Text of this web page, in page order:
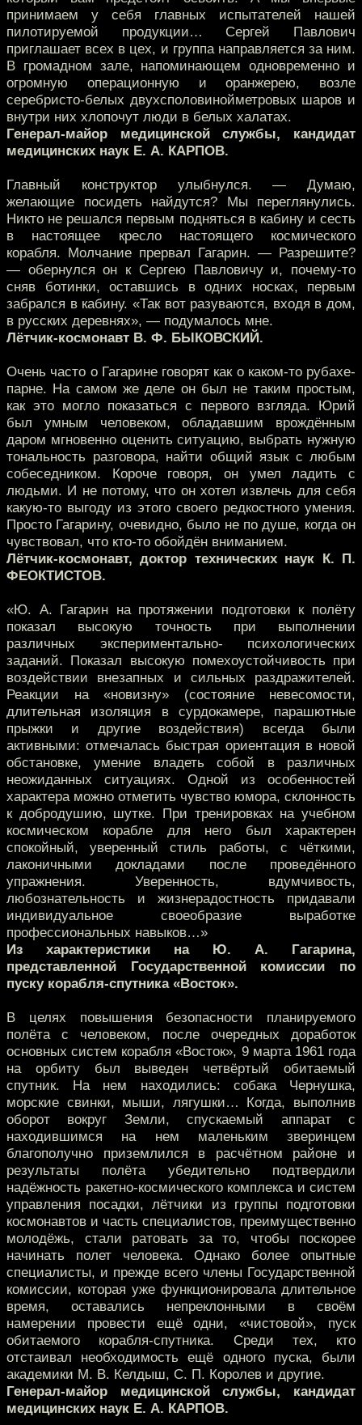
принимаем у себя главных испытателей нашей
пилотируемой продукции… Сергей Павлович
приглашает всех в цех, и группа направляется за ним.
В громадном зале, напоминающем одновременно и
огромную операционную и оранжерею, возле
серебристо-белых двухсполовинойметровых шаров и
внутри них хлопочут люди в белых халатах.
Генерал-майор медицинской службы, кандидат
медицинских наук Е. А. КАРПОВ.
Главный конструктор улыбнулся. — Думаю,
желающие посидеть найдутся? Мы переглянулись.
Никто не решался первым подняться в кабину и сесть
в настоящее кресло настоящего космического
корабля. Молчание прервал Гагарин. — Разрешите?
— обернулся он к Сергею Павловичу и, почему-то
сняв ботинки, оставшись в одних носках, первым
забрался в кабину. «Так вот разуваются, входя в дом,
в русских деревнях», — подумалось мне.
Лётчик-космонавт В. Ф. БЫКОВСКИЙ.
Очень часто о Гагарине говорят как о каком-то рубахе-
парне. На самом же деле он был не таким простым,
как это могло показаться с первого взгляда. Юрий
был умным человеком, обладавшим врождённым
даром мгновенно оценить ситуацию, выбрать нужную
тональность разговора, найти общий язык с любым
собеседником. Короче говоря, он умел ладить с
людьми. И не потому, что он хотел извлечь для себя
какую-то выгоду из этого своего редкостного умения.
Просто Гагарину, очевидно, было не по душе, когда он
чувствовал, что кто-то обойдён вниманием.
Лётчик-космонавт, доктор технических наук К. П.
ФЕОКТИСТОВ.
«Ю. А. Гагарин на протяжении подготовки к полёту
показал высокую точность при выполнении
различных экспериментально- психологических
заданий. Показал высокую помехоустойчивость при
воздействии внезапных и сильных раздражителей.
Реакции на «новизну» (состояние невесомости,
длительная изоляция в сурдокамере, парашютные
прыжки и другие воздействия) всегда были
активными: отмечалась быстрая ориентация в новой
обстановке, умение владеть собой в различных
неожиданных ситуациях. Одной из особенностей
характера можно отметить чувство юмора, склонность
к добродушию, шутке. При тренировках на учебном
космическом корабле для него был характерен
спокойный, уверенный стиль работы, с чёткими,
лаконичными докладами после проведённого
упражнения. Уверенность, вдумчивость,
любознательность и жизнерадостность придавали
индивидуальное своеобразие выработке
профессиональных навыков…»
Из характеристики на Ю. А. Гагарина,
представленной Государственной комиссии по
пуску корабля-спутника «Восток».
В целях повышения безопасности планируемого
полёта с человеком, после очередных доработок
основных систем корабля «Восток», 9 марта 1961 года
на орбиту был выведен четвёртый обитаемый
спутник. На нем находились: собака Чернушка,
морские свинки, мыши, лягушки… Когда, выполнив
оборот вокруг Земли, спускаемый аппарат с
находившимся на нем маленьким зверинцем
благополучно приземлился в расчётном районе и
результаты полёта убедительно подтвердили
надёжность ракетно-космического комплекса и систем
управления посадки, лётчики из группы подготовки
космонавтов и часть специалистов, преимущественно
молодёжь, стали ратовать за то, чтобы поскорее
начинать полет человека. Однако более опытные
специалисты, и прежде всего члены Государственной
комиссии, которая уже функционировала длительное
время, оставались непреклонными в своём
намерении провести ещё одни, «чистовой», пуск
обитаемого корабля-спутника. Среди тех, кто
отстаивал необходимость ещё одного пуска, были
академики М. В. Келдыш, С. П. Королев и другие.
Генерал-майор медицинской службы, кандидат
медицинских наук Е. А. КАРПОВ.